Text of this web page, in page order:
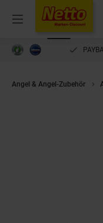
Menü
Angel & Angel-Zubehör